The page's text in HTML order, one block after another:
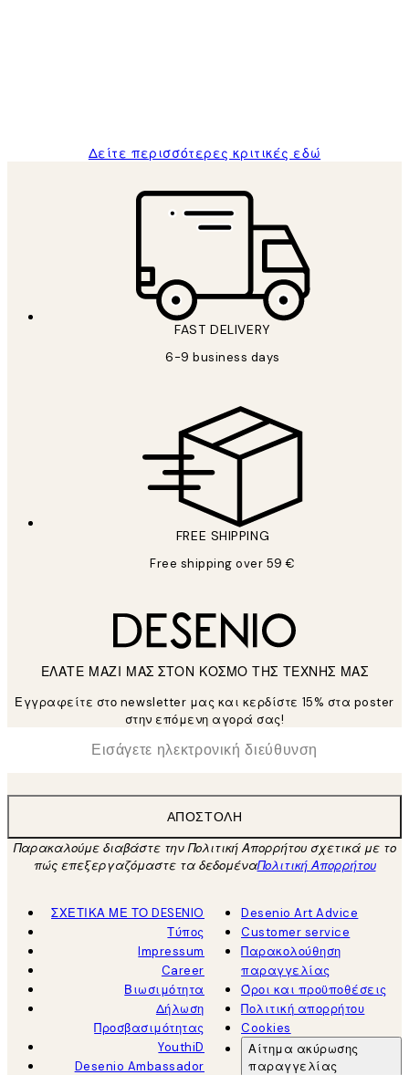
Δείτε περισσότερες κριτικές εδώ
FAST DELIVERY
6-9 business days
FREE SHIPPING
Free shipping over 59 €
ΕΛΑΤΕ ΜΑΖΙ ΜΑΣ ΣΤΟΝ ΚΟΣΜΟ ΤΗΣ ΤΕΧΝΗΣ ΜΑΣ
Εγγραφείτε στο newsletter μας και κερδίστε 15% στα poster
στην επόμενη αγορά σας!
Ηλεκτρονική Διεύθυνση
ΑΠΟΣΤΟΛΉ
Παρακαλούμε διαβάστε την Πολιτική Απορρήτου σχετικά με το
πώς επεξεργαζόμαστε τα δεδομέναΠολιτική Απορρήτου
ΣΧΕΤΙΚΑ ΜΕ ΤΟ DESENIO
Τύπος
Impressum
Career
Βιωσιμότητα
Δήλωση
Προσβασιμότητας
YouthiD
Desenio Ambassador
Desenio Art Advice
Customer service
Παρακολούθηση
παραγγελίας
Όροι και προϋποθέσεις
Πολιτική απορρήτου
Cookies
Αίτημα ακύρωσης
παραγγελίας